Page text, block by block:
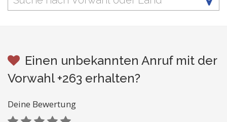
Einen unbekannten Anruf mit der
Vorwahl +263 erhalten?
Deine Bewertung